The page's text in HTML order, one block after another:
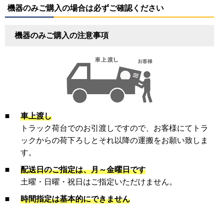
機器のみご購入の場合は必ずご確認ください
機器のみご購入の注意事項
■
車上渡し
トラック荷台でのお引渡しですので、お客様にてトラ
ックからの荷下ろしとそれ以降の運搬をお願い致しま
す。
■
配送日のご指定は、月～金曜日です
土曜・日曜・祝日はご指定いただけません。
■
時間指定は基本的にできません